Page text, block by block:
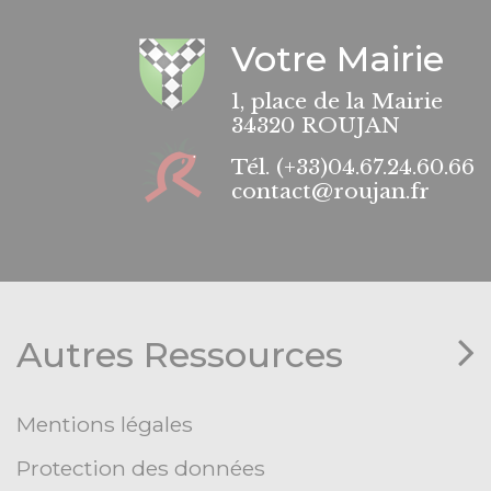
Votre Mairie
1, place de la Mairie
34320 ROUJAN
Tél. (+33)04.67.24.60.66
contact@roujan.fr
Autres Ressources
Mentions légales
Protection des données